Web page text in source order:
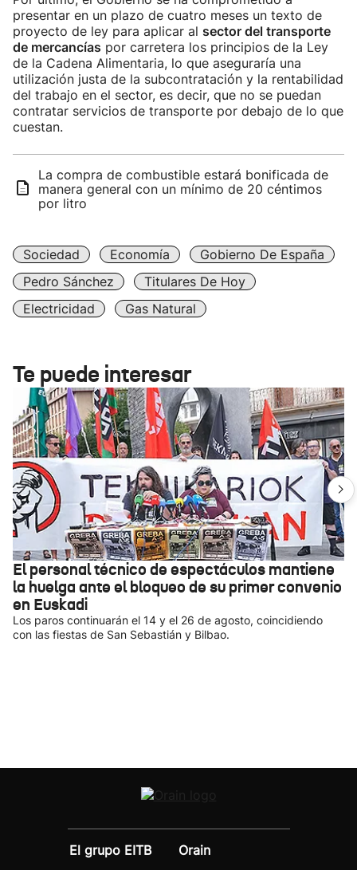
presentar en un plazo de cuatro meses un texto de
proyecto de ley para aplicar al sector del transporte
de mercancías por carretera los principios de la Ley
de la Cadena Alimentaria, lo que aseguraría una
utilización justa de la subcontratación y la rentabilidad
del trabajo en el sector, es decir, que no se puedan
contratar servicios de transporte por debajo de lo que
cuestan.
La compra de combustible estará bonificada de
manera general con un mínimo de 20 céntimos
por litro
Sociedad Economía
Gobierno De España
Pedro Sánchez
Titulares De Hoy
Electricidad
Gas Natural
Te puede interesar
El personal técnico de espectáculos mantiene
la huelga ante el bloqueo de su primer convenio
en Euskadi
Los paros continuarán el 14 y el 26 de agosto, coincidiendo
con las fiestas de San Sebastián y Bilbao.
El grupo EITB
Orain